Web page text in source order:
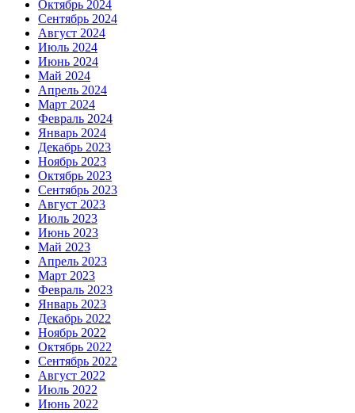
Октябрь 2024
Сентябрь 2024
Август 2024
Июль 2024
Июнь 2024
Май 2024
Апрель 2024
Март 2024
Февраль 2024
Январь 2024
Декабрь 2023
Ноябрь 2023
Октябрь 2023
Сентябрь 2023
Август 2023
Июль 2023
Июнь 2023
Май 2023
Апрель 2023
Март 2023
Февраль 2023
Январь 2023
Декабрь 2022
Ноябрь 2022
Октябрь 2022
Сентябрь 2022
Август 2022
Июль 2022
Июнь 2022